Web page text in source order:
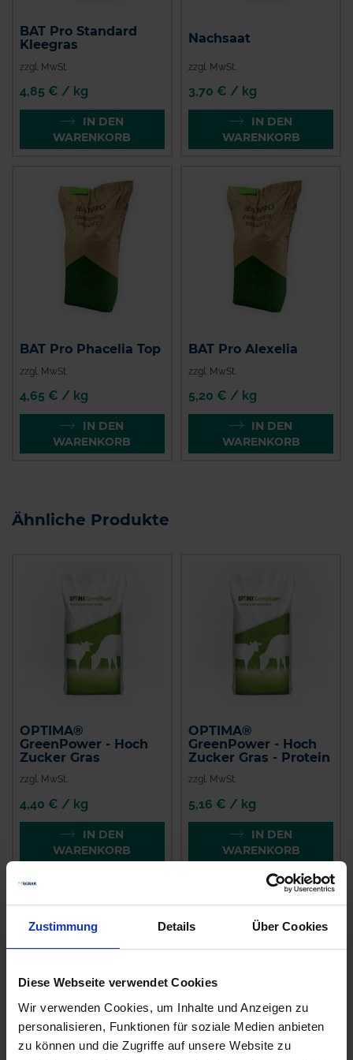
Zustimmung Details Über Cookies
Diese Webseite verwendet Cookies
Wir verwenden Cookies, um Inhalte und Anzeigen zu
personalisieren, Funktionen für soziale Medien anbieten
zu können und die Zugriffe auf unsere Website zu
BAT Pro Standard
Kleegras
zzgl. MwSt.
4,85 € / kg
IN DEN
WARENKORB
Nachsaat
zzgl. MwSt.
3,70 € / kg
IN DEN
WARENKORB
BAT Pro Phacelia Top
zzgl. MwSt.
4,65 € / kg
IN DEN
WARENKORB
BAT Pro Alexelia
zzgl. MwSt.
5,20 € / kg
IN DEN
WARENKORB
Ähnliche Produkte
OPTIMA®
GreenPower - Hoch
Zucker Gras
zzgl. MwSt.
4,40 € / kg
IN DEN
WARENKORB
OPTIMA®
GreenPower - Hoch
Zucker Gras - Protein
zzgl. MwSt.
5,16 € / kg
IN DEN
WARENKORB
OPTIMA® Green
DSV TerraLife